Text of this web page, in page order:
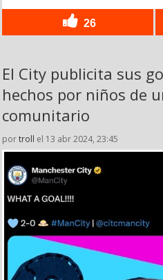
26
El City publicita sus
hechos por niños de
comunitario
portroll el 13 abr 2024, 23:45